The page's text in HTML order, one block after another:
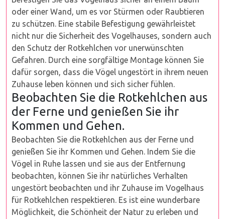
oder einer Wand, um es vor Stürmen oder Raubtieren
zu schützen. Eine stabile Befestigung gewährleistet
nicht nur die Sicherheit des Vogelhauses, sondern auch
den Schutz der Rotkehlchen vor unerwünschten
Gefahren. Durch eine sorgfältige Montage können Sie
dafür sorgen, dass die Vögel ungestört in ihrem neuen
Zuhause leben können und sich sicher fühlen.
Beobachten Sie die Rotkehlchen aus
der Ferne und genießen Sie ihr
Kommen und Gehen.
Beobachten Sie die Rotkehlchen aus der Ferne und
genießen Sie ihr Kommen und Gehen. Indem Sie die
Vögel in Ruhe lassen und sie aus der Entfernung
beobachten, können Sie ihr natürliches Verhalten
ungestört beobachten und ihr Zuhause im Vogelhaus
für Rotkehlchen respektieren. Es ist eine wunderbare
Möglichkeit, die Schönheit der Natur zu erleben und